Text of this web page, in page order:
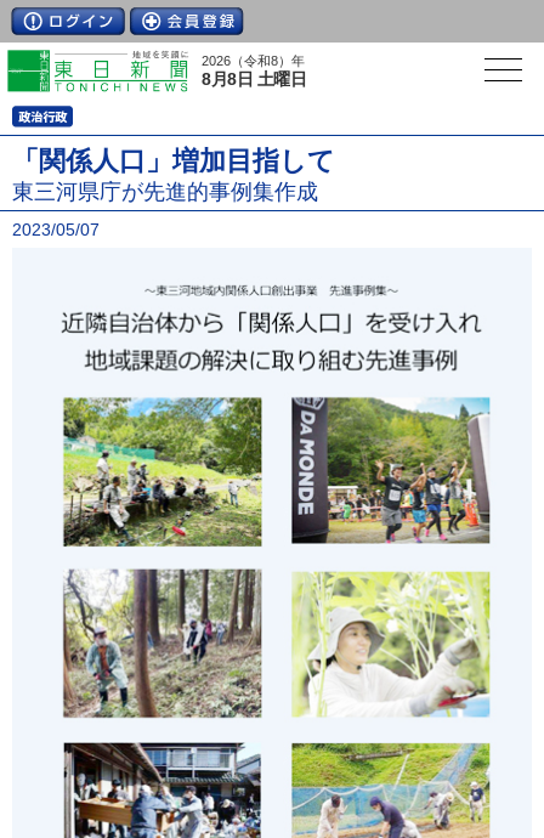
2026（令和8）年
8月8日 土曜日
「関係人口」増加目指して
東三河県庁が先進的事例集作成
2023/05/07